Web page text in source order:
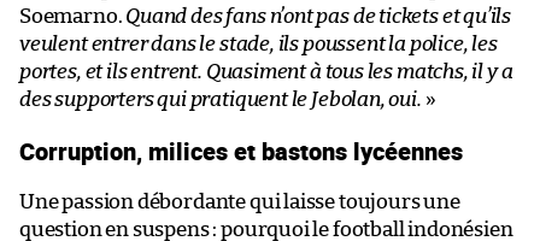
Soemarno. Quand des fans n’ont pas de tickets et qu’ils
veulent entrer dans le stade, ils poussent la police, les
portes, et ils entrent. Quasiment à tous les matchs, il y a
des supporters qui pratiquent le Jebolan, oui. »
Corruption, milices et bastons lycéennes
Une passion débordante qui laisse toujours une
question en suspens : pourquoi le football indonésien